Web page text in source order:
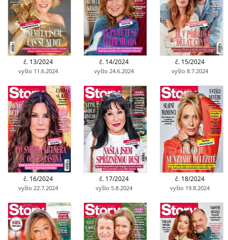
č. 13/2024
vyšlo 11.6.2024
č. 14/2024
vyšlo 24.6.2024
č. 15/2024
vyšlo 8.7.2024
č. 16/2024
vyšlo 22.7.2024
č. 17/2024
vyšlo 5.8.2024
č. 18/2024
vyšlo 19.8.2024